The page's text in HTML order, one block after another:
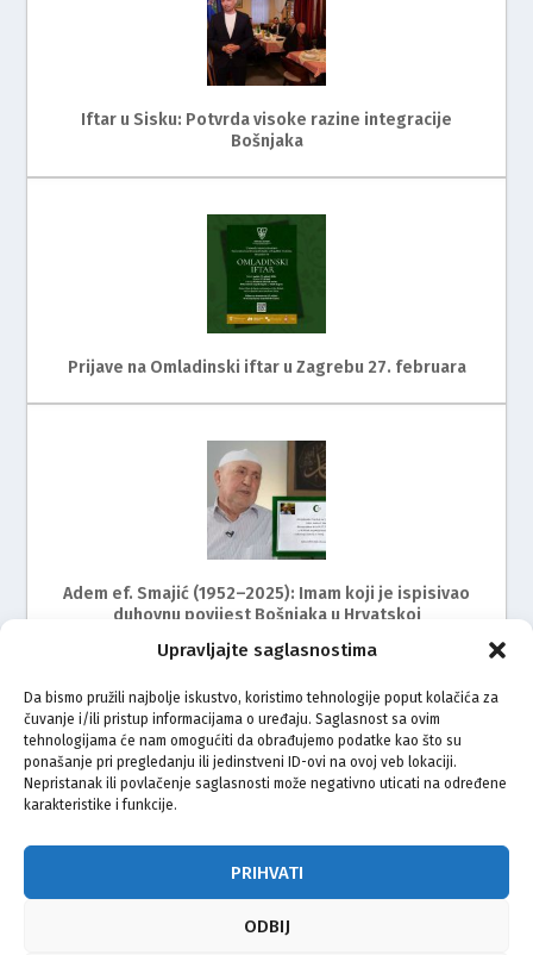
Upravljajte saglasnostima
Da bismo pružili najbolje iskustvo, koristimo tehnologije poput kolačića za
čuvanje i/ili pristup informacijama o uređaju. Saglasnost sa ovim
tehnologijama će nam omogućiti da obrađujemo podatke kao što su
ponašanje pri pregledanju ili jedinstveni ID-ovi na ovoj veb lokaciji.
Nepristanak ili povlačenje saglasnosti može negativno uticati na određene
karakteristike i funkcije.
PRIHVATI
ODBIJ
Iftar u Sisku: Potvrda visoke razine integracije
Bošnjaka
Prijave na Omladinski iftar u Zagrebu 27. februara
Adem ef. Smajić (1952–2025): Imam koji je ispisivao
duhovnu povijest Bošnjaka u Hrvatskoj
Muftija Fazlović u Zagrebu: Islamski centar i džamija
imaju posebno mjesto u dovama bošnjačkog naroda